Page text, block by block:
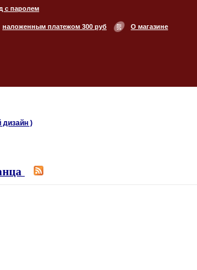
с паролем
наложенным платежом 300 руб
О магазине
дизайн )